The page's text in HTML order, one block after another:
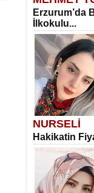
Erzurum’da
İlkokulu...
NURSELİ
Hakikatin